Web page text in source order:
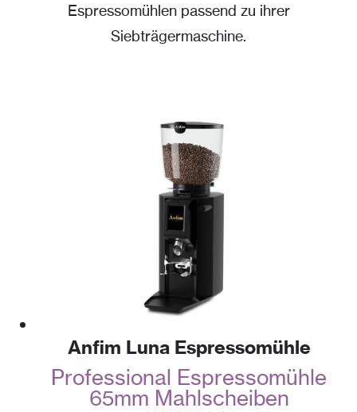
Espressomühlen passend zu ihrer
Siebträgermaschine.
Anfim Luna Espressomühle
Professional Espressomühle
65mm Mahlscheiben